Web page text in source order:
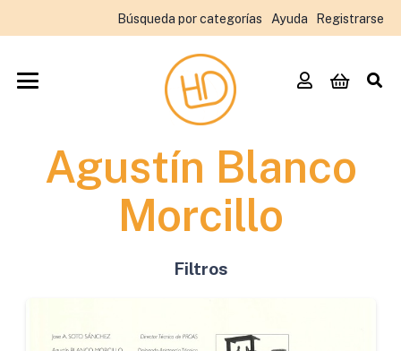
Búsqueda por categorías Ayuda Registrarse
Agustín Blanco
Morcillo
Filtros